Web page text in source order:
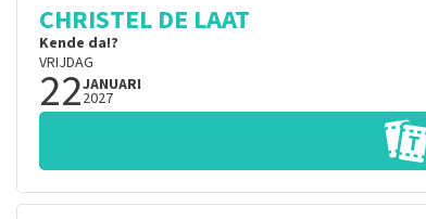
CHRISTEL DE LAAT
Kende da!?
VRIJDAG
22JANUARI
2027